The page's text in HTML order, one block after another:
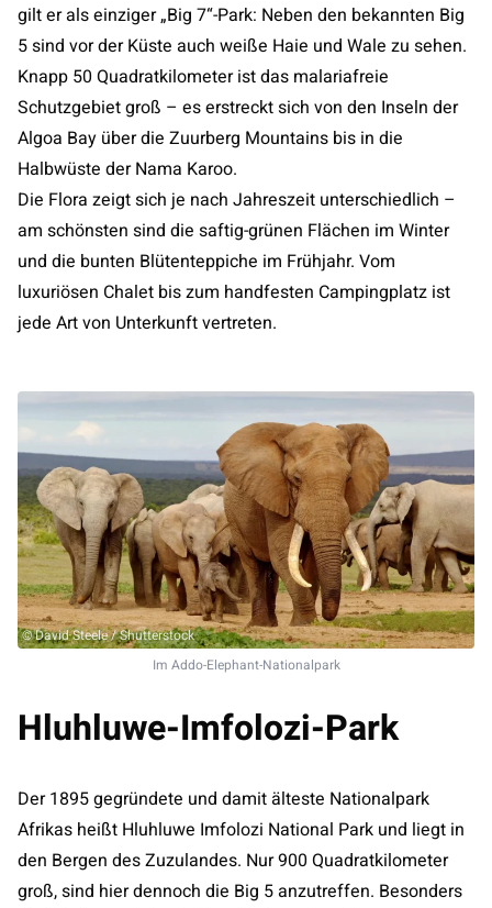
gilt er als einziger „Big 7“-Park: Neben den bekannten Big
5 sind vor der Küste auch weiße Haie und Wale zu sehen.
Knapp 50 Quadratkilometer ist das malariafreie
Schutzgebiet groß – es erstreckt sich von den Inseln der
Algoa Bay über die Zuurberg Mountains bis in die
Halbwüste der Nama Karoo.
Die Flora zeigt sich je nach Jahreszeit unterschiedlich –
am schönsten sind die saftig-grünen Flächen im Winter
und die bunten Blütenteppiche im Frühjahr. Vom
luxuriösen Chalet bis zum handfesten Campingplatz ist
jede Art von Unterkunft vertreten.
© David Steele / Shutterstock
Im Addo-Elephant-Nationalpark
Hluhluwe-Imfolozi-Park
Der 1895 gegründete und damit älteste Nationalpark
Afrikas heißt Hluhluwe Imfolozi National Park und liegt in
den Bergen des Zuzulandes. Nur 900 Quadratkilometer
groß, sind hier dennoch die Big 5 anzutreffen. Besonders